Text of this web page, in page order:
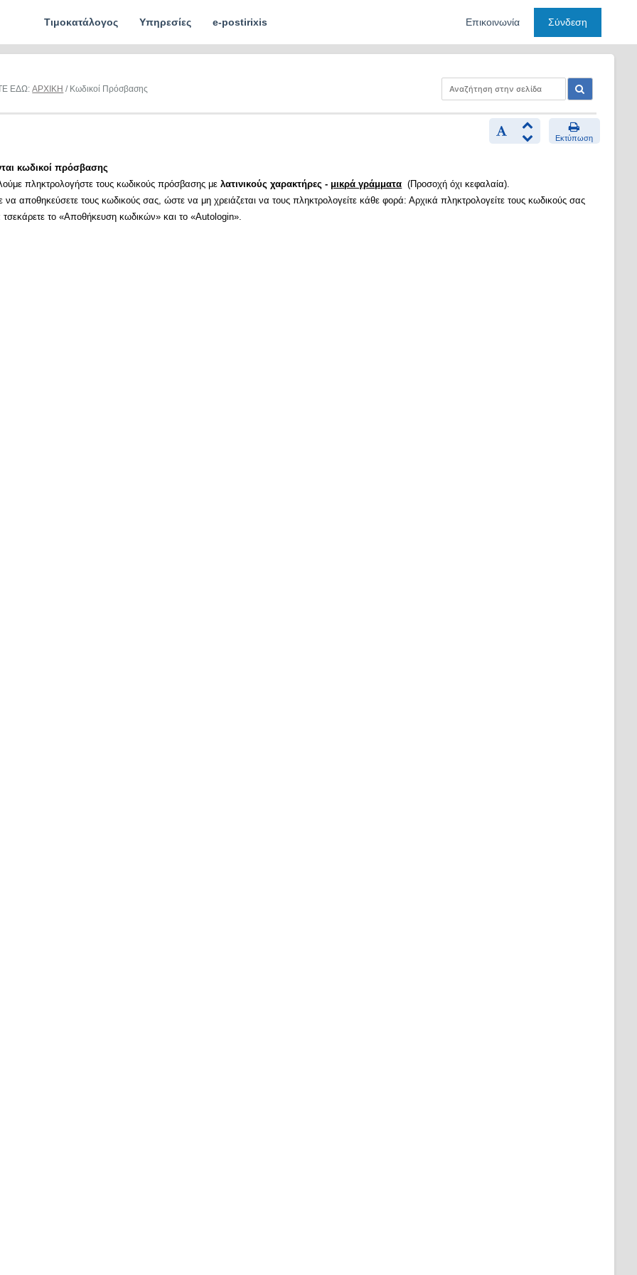
Τιμοκατάλογος Υπηρεσίες e-postirixis Επικοινωνία Σύνδεση
ΕΔΩ:ΑΡΧΙΚΗ / Κωδικοί Πρόσβασης
Εκτύπωση
κωδικοί πρόσβασης
πληκτρολογήστε τους κωδικούς πρόσβασης μελατινικούς χαρακτήρες - μικρά γράμματα (Προσοχή όχι κεφαλαία).
να αποθηκεύσετε τους κωδικούς σας, ώστε να μη χρειάζεται να τους πληκτρολογείτε κάθε φορά: Αρχικά πληκτρολογείτε τους κωδικούς σας
τσεκάρετε το «Αποθήκευση κωδικών» και το «Autologin».